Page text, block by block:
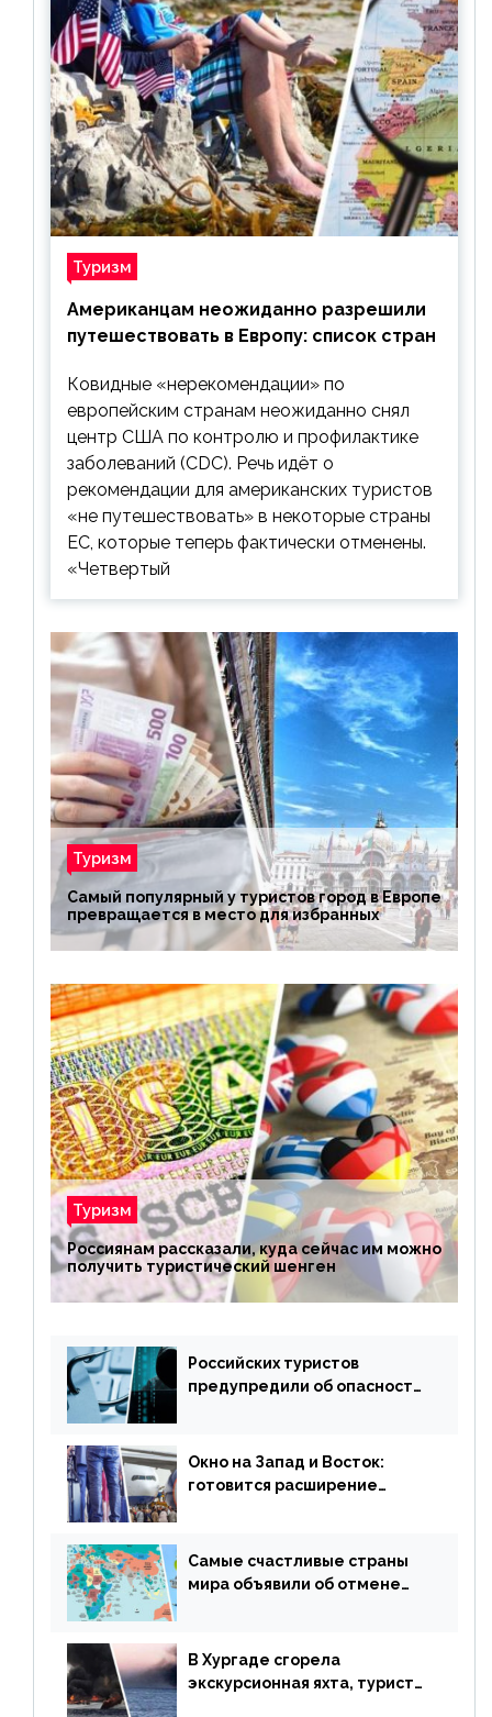
Туризм
Американцам неожиданно разрешили
путешествовать в Европу: список стран
Ковидные «нерекомендации» по
европейским странам неожиданно снял
центр США по контролю и профилактике
заболеваний (CDC). Речь идёт о
рекомендации для американских туристов
«не путешествовать» в некоторые страны
ЕС, которые теперь фактически отменены.
«Четвертый
Туризм
Самый популярный у туристов город в Европе
превращается в место для избранных
Туризм
Россиянам рассказали, куда сейчас им можно
получить туристический шенген
Российских туристов
предупредили об опасности
Окно на Запад и Восток:
готовится расширение
Самые счастливые страны
мира объявили об отмене
В Хургаде сгорела
экскурсионная яхта, туристы